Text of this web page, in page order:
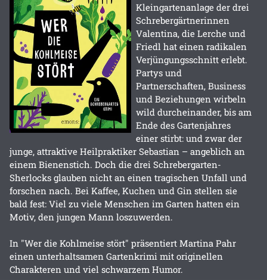
Kleingartenanlage der drei
Schrebergärtnerinnen
Valentina, die Lerche und
Friedl hat einen radikalen
Verjüngungsschnitt erlebt.
Partys und
Partnerschaften, Business
und Beziehungen wirbeln
wild durcheinander, bis am
Ende des Gartenjahres
einer stirbt: und zwar der
junge, attraktive Heilpraktiker Sebastian – angeblich an
einem Bienenstich. Doch die drei Schrebergarten-
Sherlocks glauben nicht an einen tragischen Unfall und
forschen nach. Bei Kaffee, Kuchen und Gin stellen sie
bald fest: Viel zu viele Menschen im Garten hatten ein
Motiv, den jungen Mann loszuwerden.
In "Wer die Kohlmeise stört" präsentiert Martina Pahr
einen unterhaltsamen Gartenkrimi mit originellen
Charakteren und viel schwarzem Humor.